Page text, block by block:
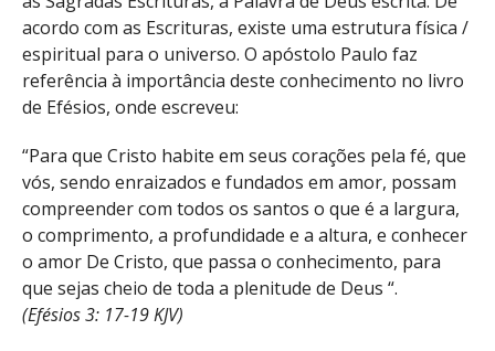
acordo com as Escrituras, existe uma estrutura física /
espiritual para o universo. O apóstolo Paulo faz
referência à importância deste conhecimento no livro
de Efésios, onde escreveu:
“Para que Cristo habite em seus corações pela fé, que
vós, sendo enraizados e fundados em amor, possam
compreender com todos os santos o que é a largura,
o comprimento, a profundidade e a altura, e conhecer
o amor De Cristo, que passa o conhecimento, para
que sejas cheio de toda a plenitude de Deus “.
(Efésios 3: 17-19 KJV)